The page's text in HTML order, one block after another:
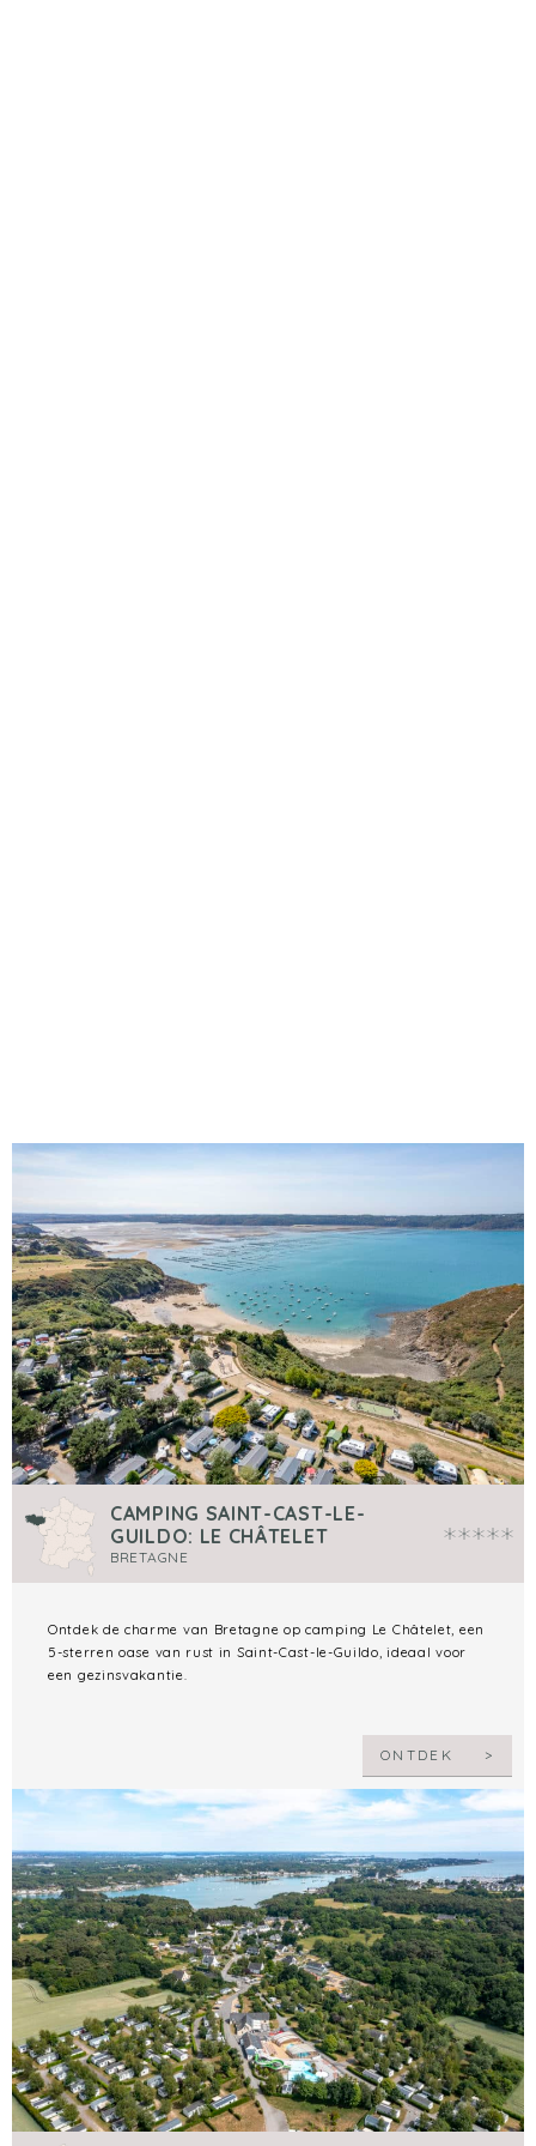
CAMPING SAINT-CAST-LE-
GUILDO: LE CHÂTELET
BRETAGNE
Ontdek de charme van Bretagne op camping Le Châtelet, een
5-sterren oase van rust in Saint-Cast-le-Guildo, ideaal voor
een gezinsvakantie.
ONTDEK